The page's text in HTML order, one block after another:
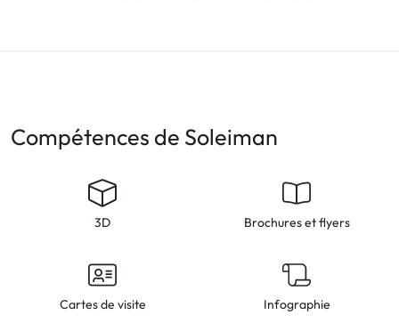
Compétences de Soleiman
3D Brochures et flyers
Cartes de visite Infographie